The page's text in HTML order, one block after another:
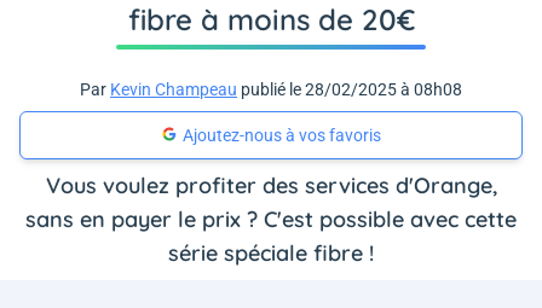
fibre à moins de 20€
Par Kevin Champeau publié le 28/02/2025 à 08h08
Ajoutez-nous à vos favoris
Vous voulez profiter des services d'Orange,
sans en payer le prix ? C'est possible avec cette
série spéciale fibre !